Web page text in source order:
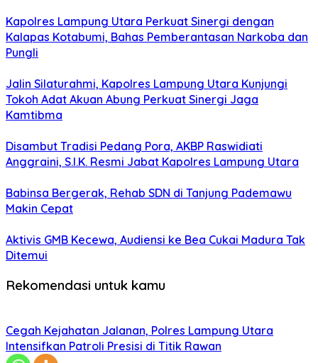
Kapolres Lampung Utara Perkuat Sinergi dengan
Kalapas Kotabumi, Bahas Pemberantasan Narkoba dan
Pungli
Jalin Silaturahmi, Kapolres Lampung Utara Kunjungi
Tokoh Adat Akuan Abung Perkuat Sinergi Jaga
Kamtibma
Disambut Tradisi Pedang Pora, AKBP Raswidiati
Anggraini, S.I.K. Resmi Jabat Kapolres Lampung Utara
Babinsa Bergerak, Rehab SDN di Tanjung Pademawu
Makin Cepat
Aktivis GMB Kecewa, Audiensi ke Bea Cukai Madura Tak
Ditemui
Rekomendasi untuk kamu
Cegah Kejahatan Jalanan, Polres Lampung Utara
Intensifkan Patroli Presisi di Titik Rawan